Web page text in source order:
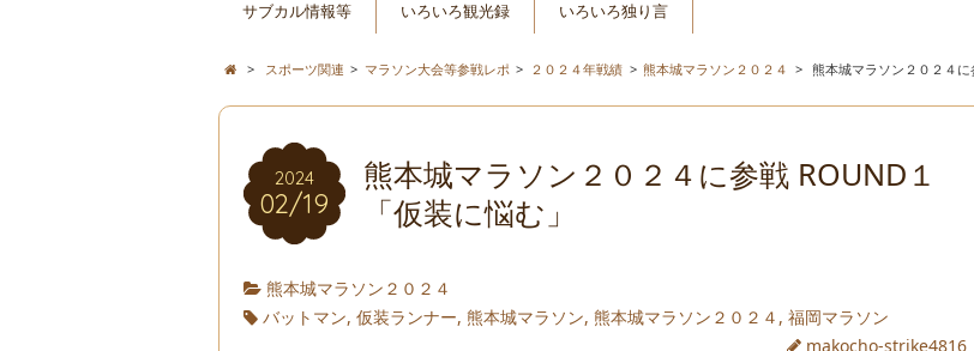
サブカル情報等 いろいろ観光録 いろいろ独り言
> スポーツ関連 > マラソン大会等参戦レポ > ２０２４年戦績 > 熊本城マラソン２０２４ > 熊本城マラソン２０２４に
2024
02/19
熊本城マラソン２０２４に参戦 ROUND１
「仮装に悩む」
熊本城マラソン２０２４
バットマン,仮装ランナー,熊本城マラソン,熊本城マラソン２０２４ ,福岡マラソン
makocho-strike4816